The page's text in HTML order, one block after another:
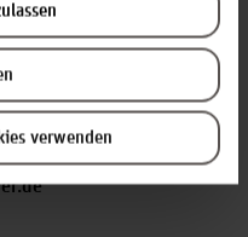
verwenden